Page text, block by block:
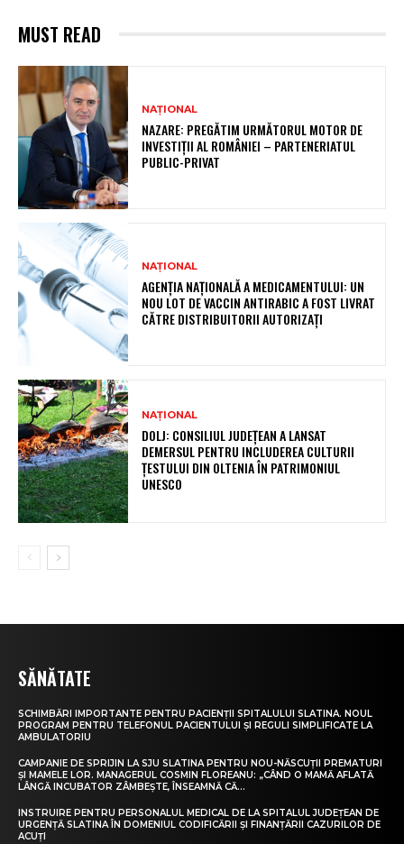
MUST READ
NAȚIONAL
NAZARE: PREGĂTIM URMĂTORUL MOTOR DE
INVESTIȚII AL ROMÂNIEI – PARTENERIATUL
PUBLIC-PRIVAT
NAȚIONAL
AGENȚIA NAȚIONALĂ A MEDICAMENTULUI: UN
NOU LOT DE VACCIN ANTIRABIC A FOST LIVRAT
CĂTRE DISTRIBUITORII AUTORIZAȚI
NAȚIONAL
DOLJ: CONSILIUL JUDEȚEAN A LANSAT
DEMERSUL PENTRU INCLUDEREA CULTURII
ȚESTULUI DIN OLTENIA ÎN PATRIMONIUL
UNESCO
SĂNĂTATE
SCHIMBĂRI IMPORTANTE PENTRU PACIENȚII SPITALULUI SLATINA. NOUL
PROGRAM PENTRU TELEFONUL PACIENTULUI ȘI REGULI SIMPLIFICATE LA
AMBULATORIU
CAMPANIE DE SPRIJIN LA SJU SLATINA PENTRU NOU-NĂSCUȚII PREMATURI
ȘI MAMELE LOR. MANAGERUL COSMIN FLOREANU: „CÂND O MAMĂ AFLATĂ
LÂNGĂ INCUBATOR ZÂMBEȘTE, ÎNSEAMNĂ CĂ...
INSTRUIRE PENTRU PERSONALUL MEDICAL DE LA SPITALUL JUDEȚEAN DE
URGENȚĂ SLATINA ÎN DOMENIUL CODIFICĂRII ȘI FINANȚĂRII CAZURILOR DE
ACUȚI